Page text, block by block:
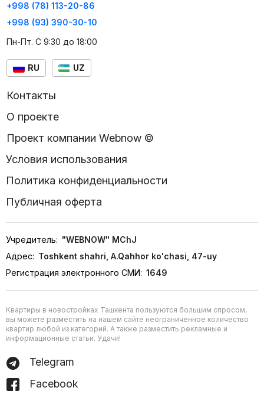
+998 (78) 113-20-86
+998 (93) 390-30-10
Пн-Пт. С 9:30 до 18:00
RU UZ
Контакты
О проекте
Проект компании Webnow ©
Условия использования
Политика конфиденциальности
Публичная оферта
Учредитель: "WEBNOW" MChJ
Адрес: Toshkent shahri, A.Qahhor ko'chasi, 47-uy
Регистрация электронного СМИ: 1649
Квартиры в новостройках Ташкента пользуются большим спросом,
вы можете разместить на нашем сайте неограниченное количество
квартир любой из категорий. А также разместить рекламные и
информационные статьи. Удачи!
Telegram
Facebook